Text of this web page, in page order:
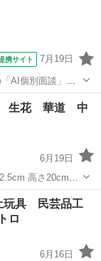
携サイト 7月19日
AI個別面談」が
/週1～OK/経験者
生花 華道 中
6月19日
高さ20cm取
っ手含む 4.5×4.5cm上部で計測 宜しくお願いします 実家クローゼット
一輪挿し
具 民芸品工
ロ
6月16日